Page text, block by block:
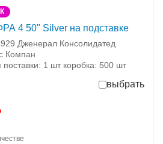
4 50" Silver на подставке
Дженерал Консолидатед
Компан
поставки: 1 шт коробка: 500 шт
выбрать